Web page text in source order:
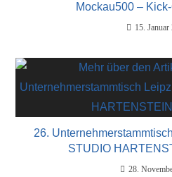
Mockau500 –
15. Januar
26.
STUDIO
28.